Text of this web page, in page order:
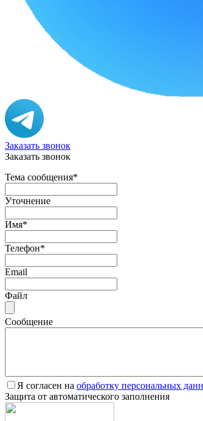
Заказать звонок
Заказать звонок
Тема сообщения*
Уточнение
Имя*
Телефон*
Email
Файл
Сообщение
Я согласен на обработку персональных
Защита от автоматического заполнения